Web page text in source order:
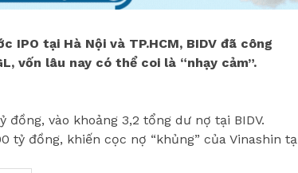
tại Hà Nội và TP.HCM, BIDV đã công
vốn lâu nay có thể coi là “nhạy cảm”.
vào khoảng 3,2 tổng dư nợ tại BIDV.
tỷ đồng, khiến cọc nợ “khủng” của Vinashin